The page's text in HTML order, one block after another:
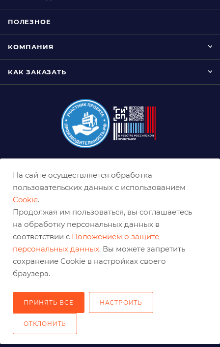
ПОЛЕЗНОЕ
КОМПАНИЯ
КАК ЗАКАЗАТЬ
nn@belabraziv.ru
На сайте осуществляется обработка
пользовательских данных с использованием
Cookie.
Продолжая им пользоваться, вы соглашаетесь
на обработку персональных данных в
соответствии с Положением о защите
персональных данных. Вы можете запретить
сохранение Cookie в настройках своего
браузера.
ПРИНЯТЬ ВСЕ НАСТРОИТЬ
ОТКЛОНИТЬ